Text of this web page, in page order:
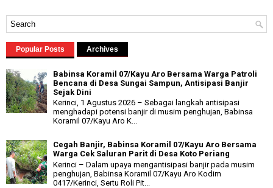
Popular Posts Archives
Babinsa Koramil 07/Kayu Aro Bersama Warga Patroli
Bencana di Desa Sungai Sampun, Antisipasi Banjir
Sejak Dini
Kerinci, 1 Agustus 2026 – Sebagai langkah antisipasi
menghadapi potensi banjir di musim penghujan, Babinsa
Koramil 07/Kayu Aro K...
Cegah Banjir, Babinsa Koramil 07/Kayu Aro Bersama
Warga Cek Saluran Parit di Desa Koto Periang
Kerinci – Dalam upaya mengantisipasi banjir pada musim
penghujan, Babinsa Koramil 07/Kayu Aro Kodim
0417/Kerinci, Sertu Roli Pit...